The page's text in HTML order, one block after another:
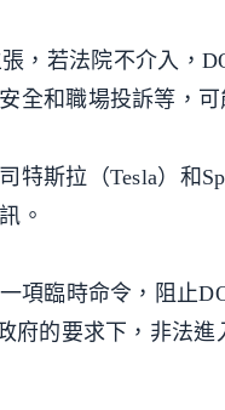
，若法院不介入，
全和職場投訴等，可
特斯拉（Tesla）和
。
項臨時命令，阻止
府的要求下，非法進